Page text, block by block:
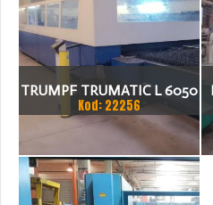
TRUMPF TRUMATIC L 6050
LASER
Kod: 22256